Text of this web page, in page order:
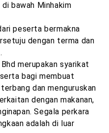
bawah Minhakim
peserta bermakna
dengan terma dan
merupakan syarikat
bagi membuat
dan menguruskan
dengan makanan,
Segala perkara
adalah di luar